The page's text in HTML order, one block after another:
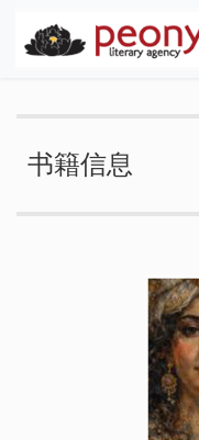
书籍信息